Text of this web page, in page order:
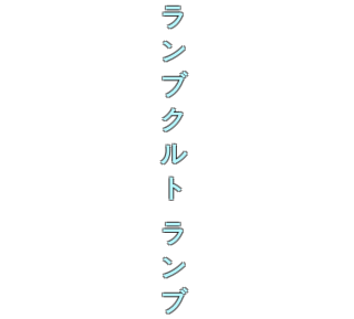
ラ
ン
ブ
ク
ル
ト
ラ
ン
ブ